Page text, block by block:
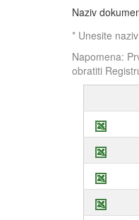
Naziv
* Unesite
Napomena:
obratiti